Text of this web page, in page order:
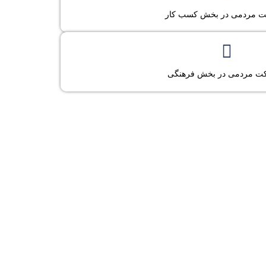
مردمی در بخش کسب کار
نمایشگاهی (صنایع دستی،آموزشی،کسب و کار)
مردمی در بخش فرهنگی
و ماهنانه های شهروندی